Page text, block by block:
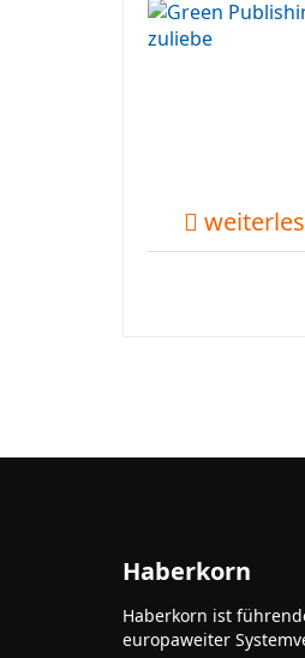
Haberkorn
Haberkorn ist
europaweiter